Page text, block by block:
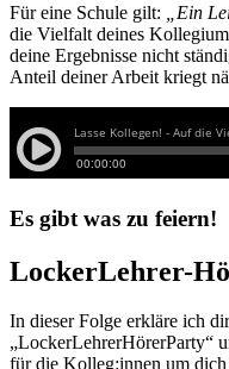
Für eine Schule gilt: „Ein
die Vielfalt deines
deine Ergebnisse nicht
Anteil deiner Arbeit kriegt
Es gibt was zu feiern!
LockerLehrer-
In dieser Folge erkläre ich
„LockerLehrerHörerParty“
für die Kolleg:innen um